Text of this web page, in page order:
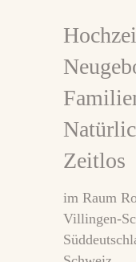
Zeitlos
im Raum
Villingen-